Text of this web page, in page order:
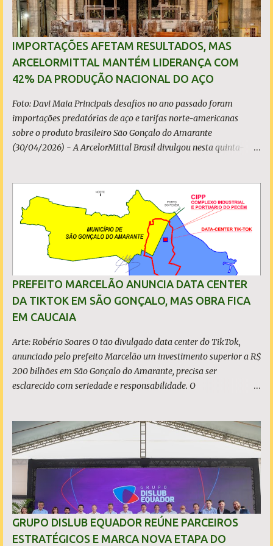
IMPORTAÇÕES AFETAM RESULTADOS, MAS
ARCELORMITTAL MANTÉM LIDERANÇA COM
42% DA PRODUÇÃO NACIONAL DO AÇO
Foto: Davi Maia Principais desafios no ano passado foram
importações predatórias de aço e tarifas norte-americanas
sobre o produto brasileiro São Gonçalo do Amarante
(30/04/2026) - A ArcelorMittal Brasil divulgou nesta quinta-
predatórias, sobretudo da China, e as tarifas impostas pelo
Governo dos Estados Unidos afetaram os resultados financeiros
e operacionais da organização e de todo o setor do aço brasileiro.
Ainda assim, a empresa manteve-se como líder no Brasil, com
42% da produção nacional de aço bruto, os investimentos
programados e permaneceu firme em seus valores de segurança,
sustentabilidade, qualidade e liderança. A produção total de aço
somou 15,14 milhões de toneladas – um recuo de 1,3% em
relação a 2024. A produção de minério de ferro atingiu 2,34
milhões de toneladas, montante 18,3% menor que 2024. Neste
caso, o resultado foi impactado pela trans...
PREFEITO MARCELÃO ANUNCIA DATA CENTER
DA TIKTOK EM SÃO GONÇALO, MAS OBRA FICA
EM CAUCAIA
Arte: Robério Soares O tão divulgado data center do TikTok,
anunciado pelo prefeito Marcelão um investimento superior a R$
200 bilhões em São Gonçalo do Amarante, precisa ser
esclarecido com seriedade e responsabilidade. O
objetivo, restam apenas duas hipóteses: ou o prefeito tenta
induzir a população ao erro, atribuindo a São Gonçalo um
investimento que não lhe pertence, ou desconhece os limites
territoriais do município que governa. Em qualquer dos casos, a
situação é grave. A população tem direito à informação correta,
transparente e sem propaganda enganosa, sobretudo quando
investimentos bilionários são usados como vitrine política. O que
é, de fato, o CIPP O Complexo Industrial e Portuário do Pecém
GRUPO DISLUB EQUADOR REÚNE PARCEIROS
ESTRATÉGICOS E MARCA NOVA ETAPA DO